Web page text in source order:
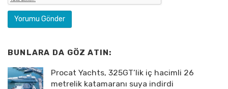
BUNLARA DA GÖZ ATIN:
Procat Yachts, 325GT’lik iç hacimli 26
metrelik katamaranı suya indirdi